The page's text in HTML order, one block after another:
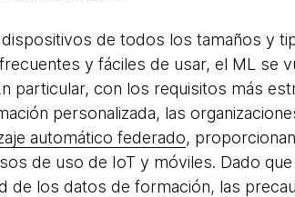
de todos los tamaños y
y fáciles de usar, el ML se
particular, con los requisitos más
personalizada, las
automático federado,
de uso de IoT y móviles. Dado que
de los datos de formación, las